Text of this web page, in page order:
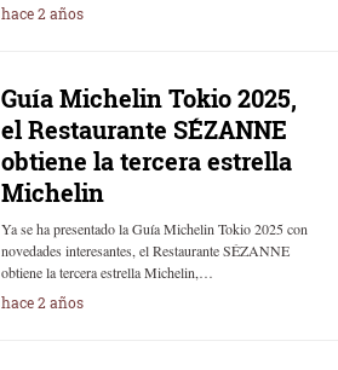
hace 2 años
Guía Michelin Tokio 2025,
el Restaurante SÉZANNE
obtiene la tercera estrella
Michelin
Ya se ha presentado la Guía Michelin Tokio 2025 con
novedades interesantes, el Restaurante SÉZANNE
obtiene la tercera estrella Michelin,…
hace 2 años